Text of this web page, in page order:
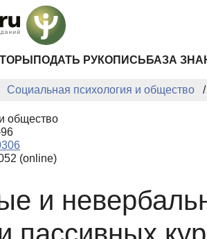
ПОДАТЬ РУКОПИСЬ БАЗА
Социальная психология и общество
общество
(online)
и